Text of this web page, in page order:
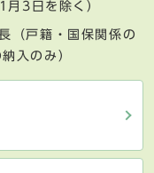
3日を除く）
（戸籍・国保関係の
入のみ）